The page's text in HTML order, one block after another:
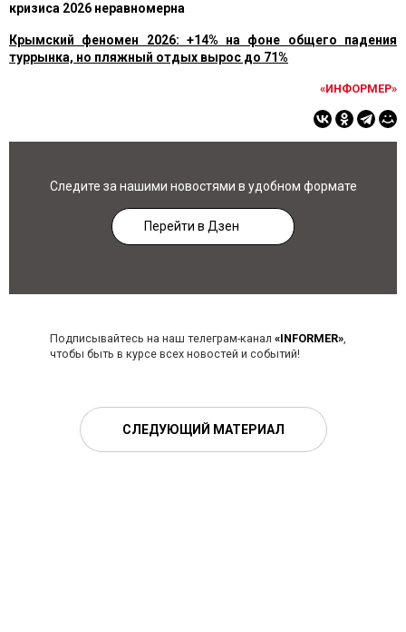
кризиса 2026 неравномерна
Крымский феномен 2026: +14% на фоне общего падения
туррынка, но пляжный отдых вырос до 71%
«ИНФОРМЕР»
Следите за нашими новостями в удобном формате
Перейти в Дзен
Подписывайтесь на наш телеграм-канал «INFORMER»,
чтобы быть в курсе всех новостей и событий!
СЛЕДУЮЩИЙ МАТЕРИАЛ